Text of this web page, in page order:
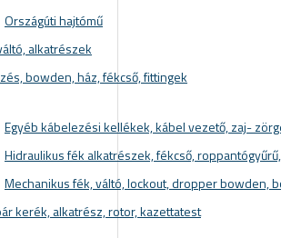
Országúti hajtómű
alkatrészek
bowden, ház, fékcső, fittingek
Egyéb kábelezési kellékek, kábel vezető, zaj-
Hidraulikus fék alkatrészek, fékcső,
Mechanikus fék, váltó, lockout, dropper bowden,
kerék, alkatrész, rotor, kazettatest